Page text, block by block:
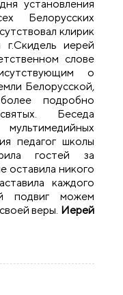
установления
Белорусских
клирик
иерей
слове
о
Белорусской,
подробно
Беседа
педагог школы
гостей за
оставила никого
каждого
подвиг можем
веры. Иерей
Беларуси»